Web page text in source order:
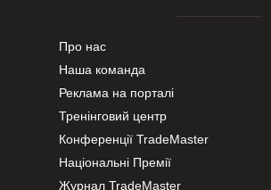
Про нас
Наша команда
Реклама на порталі
Тренінговий центр
Конференції TradeMaster
Національні Премії
Журнал TradeMaster